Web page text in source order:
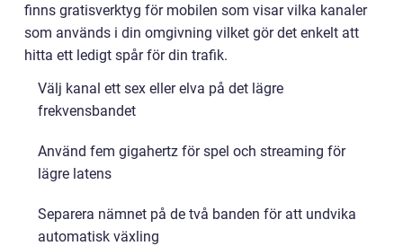
finns gratisverktyg för mobilen som visar vilka kanaler
som används i din omgivning vilket gör det enkelt att
hitta ett ledigt spår för din trafik.
Välj kanal ett sex eller elva på det lägre
frekvensbandet
Använd fem gigahertz för spel och streaming för
lägre latens
Separera nämnet på de två banden för att undvika
automatisk växling